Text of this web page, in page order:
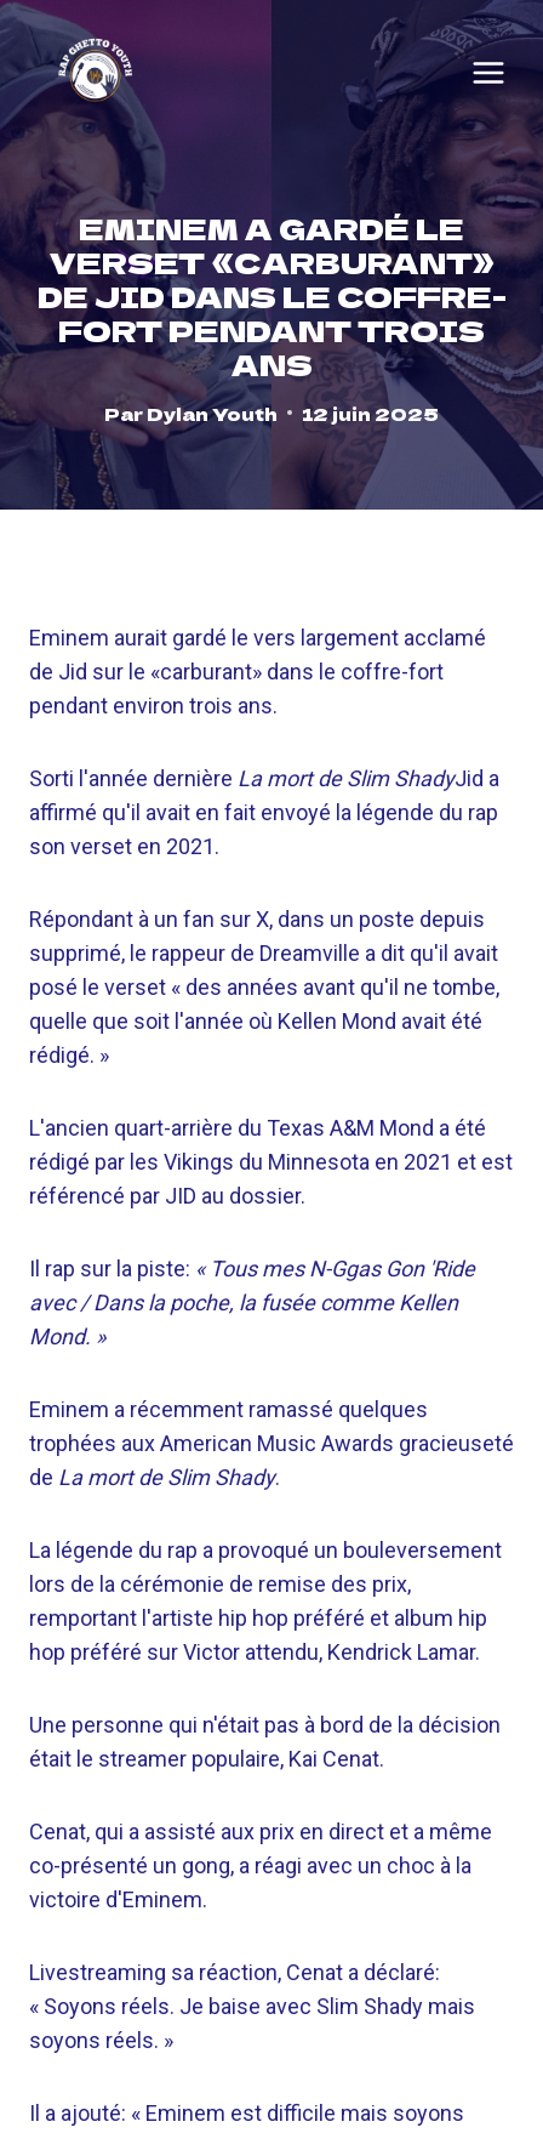
Skip
to
content
EMINEM A GARDÉ LE
VERSET «CARBURANT»
DE JID DANS LE COFFRE-
FORT PENDANT TROIS
ANS
ParDylan Youth 12 juin 2025
Eminem aurait gardé le vers largement acclamé
de Jid sur le «carburant» dans le coffre-fort
pendant environ trois ans.
Sorti l'année dernière La mort de Slim ShadyJid a
affirmé qu'il avait en fait envoyé la légende du rap
son verset en 2021.
Répondant à un fan sur X, dans un poste depuis
supprimé, le rappeur de Dreamville a dit qu'il avait
posé le verset « des années avant qu'il ne tombe,
quelle que soit l'année où Kellen Mond avait été
rédigé. »
L'ancien quart-arrière du Texas A&M Mond a été
rédigé par les Vikings du Minnesota en 2021 et est
référencé par JID au dossier.
Il rap sur la piste: « Tous mes N-Ggas Gon 'Ride
avec / Dans la poche, la fusée comme Kellen
Mond. »
Eminem a récemment ramassé quelques
trophées aux American Music Awards gracieuseté
de La mort de Slim Shady.
La légende du rap a provoqué un bouleversement
lors de la cérémonie de remise des prix,
remportant l'artiste hip hop préféré et album hip
hop préféré sur Victor attendu, Kendrick Lamar.
Une personne qui n'était pas à bord de la décision
était le streamer populaire, Kai Cenat.
Cenat, qui a assisté aux prix en direct et a même
co-présenté un gong, a réagi avec un choc à la
victoire d'Eminem.
Livestreaming sa réaction, Cenat a déclaré:
« Soyons réels. Je baise avec Slim Shady mais
soyons réels. »
Il a ajouté: « Eminem est difficile mais soyons